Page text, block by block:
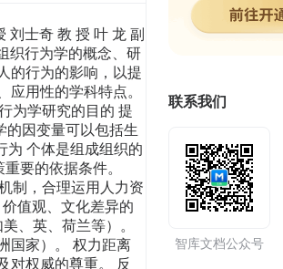
知觉的概念： 知觉是心理学研究的重要问题，是个体心理学过程的一个重要阶段。 知觉是在感觉的基础上产生的，人们通过知觉，有助于对事物整体与全面的认识，知觉和感觉的关系与区别是： 1 感觉 指人脑对客观事物个别属性的反映。 2 知觉 是人脑对客观事物整体的反映。即对客观事物赋于意义并做出解释。总之，感觉是知觉的基础，是专一器官分析的结果。 知觉是感觉的深化，是几种器官综合分析产生的结果。 3 知觉影响人的行为，即人的行为是以知觉为基础。 由于人的大部分决策是直觉决策，所以知觉直接影响决策的结果。 二、知觉的特点： 1 知觉的选择性： 即当人们感知外部事物时，能优先把知觉对象从背景中清晰的分离出来。如图： （一）影响直接选择性的客观因素 知觉对象本身的特征：如鲜艳的颜色，醒目的标记，响亮的声音，均容易被人清晰的知觉。 对象与背景的差别：二者反差越大，愈容易被识别。 对象的组合方式：对象在距离和形态上的接近，更容易被人们视为一个整体被知觉。例如： （二）影响知觉选择性的主观因素 （1）兴趣 人们常常把知觉集中在自己感兴趣的事物上，而其他事物作为背景被排除在知觉之外。 （2）需要与动机 能够满足人们需要，符合人们动机的事物，常常被人们当作知觉对象。 （3）个性特征 人们的个性、气质、性格特征都会对知觉产生 影响，例如多血质的人群对事物感知速度快，而抑郁质的人群则对事物感知细致入微。 （ 4）经验 内行与外行对事物感知的深度有很大的差别。 （ 5）环境与文化 不同环境与文化背景，即使感知的同类事物，也会有不同的评价。 2 知觉的理解性，整体性和恒常性。 知觉的理解性 是指当人们知觉某一对象时，可以根据自己的经验去加深理解，并做出解释。 知觉的整体性 是指人们可以根据经验，来 按照事物的局部特征和个别属性去感知事物的整体。 知觉的恒常性 是指当知觉的条件在一定范围内，发生某些变化时，而知觉的映象仍然保持不变。 以上三种特征主要取决于人们的先行经验，知识和经验越丰富，三种特性表现越明显。 三、 知觉错觉： 人们知觉并不一定都是完全正确的。知觉的经验 也会产生消极的影响，即产生错觉。其原因是： 1、 人们知觉器官认识事物上的局限性。 表现为视觉、听觉、嗅觉等感知上的局限性。如图： 上述两条等长线段，经过加工，可以产生认知错觉。 2、 根据过去的经验，感知眼前变化了的事物。 由于感知器官不适应外部条件的变化，反映迟钝和 固守经验也能导致错觉。 知觉错觉是一种消极因素，但如果运用得当，也能 产生积极效果，可广泛运用于视觉艺术（如放映电影， 服装设计，甚至军事领域）。 四、社会知觉与归因： 1、 社会知觉的含义
联系我们
智库文档公众号